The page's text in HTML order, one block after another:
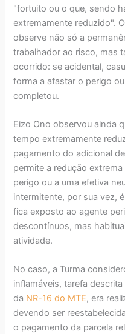
"fortuito ou o que, sendo
extremamente reduzido".
observe não só a
trabalhador ao risco, mas
ocorrido: se acidental,
forma a afastar o perigo
completou.
Eizo Ono observou ainda
tempo extremamente
pagamento do adicional
permite a redução
perigo ou a uma efetiva
intermitente, por sua vez,
fica exposto ao agente
descontínuos, mas
atividade.
No caso, a Turma
inflamáveis, tarefa
da NR-16 do MTE, era
devendo ser
o pagamento da parcela